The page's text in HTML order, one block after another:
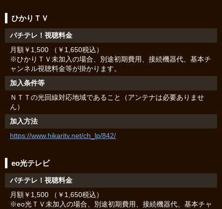
ひかりＴＶ
パチテレ！視聴料金
月額￥1,500 （￥1,650税込）
※ひかりＴＶ未加入の場合、別途初期費用、接続機器代、基本チ
ャンネル視聴料金等が掛かります。
加入条件等
ＮＴＴの光回線対応地域であること（アンテナは必要ありませ
ん）
加入方法
https://www.hikaritv.net/ch_lp/842/
eo光テレビ
パチテレ！視聴料金
月額￥1,500 （￥1,650税込）
※eo光ＴＶ未加入の場合、別途初期費用、接続機器代、基本チャ